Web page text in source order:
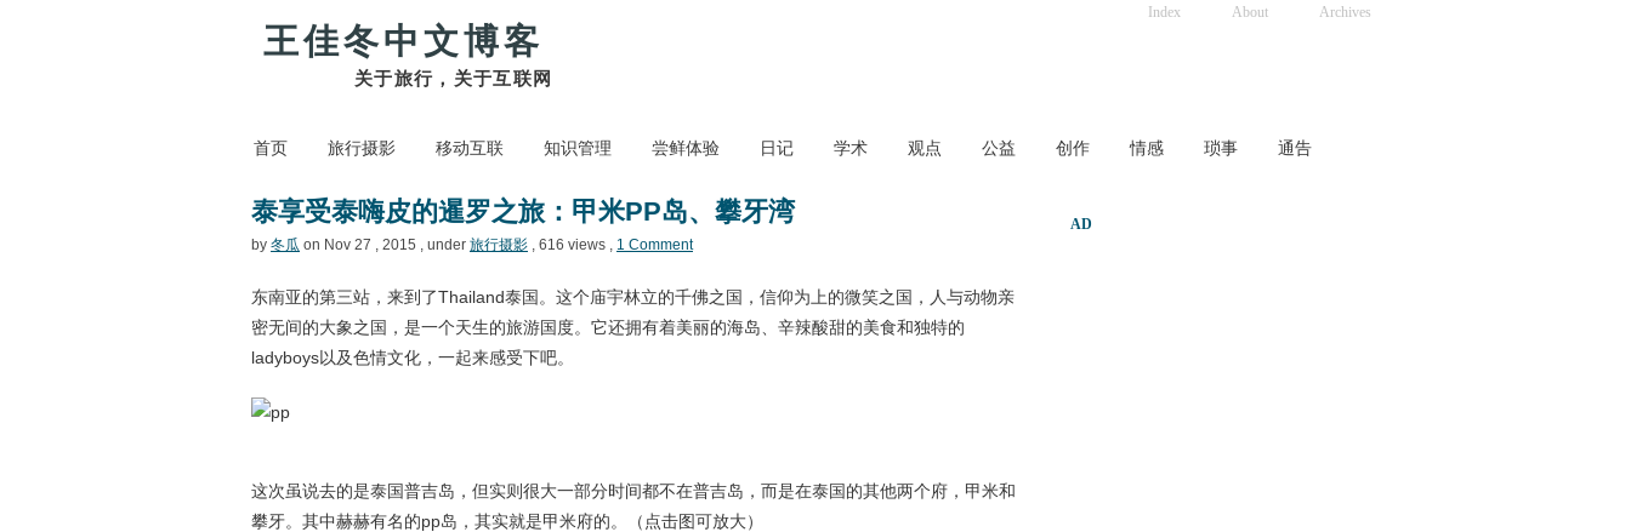
王佳冬中文博客
关于旅行，关于互联网
Index About Archives
首页 旅行摄影 移动互联 知识管理 尝鲜体验 日记 学术 观点 公益 创作 情感 琐事 通告
泰享受泰嗨皮的暹罗之旅：甲米PP岛、攀牙湾
by 冬瓜 on Nov 27 , 2015 , under 旅行摄影 , 616 views , 1 Comment
东南亚的第三站，来到了Thailand泰国。这个庙宇林立的千佛之国，信仰为上的微笑之国，人与动物亲
密无间的大象之国，是一个天生的旅游国度。它还拥有着美丽的海岛、辛辣酸甜的美食和独特的
ladyboys以及色情文化，一起来感受下吧。
这次虽说去的是泰国普吉岛，但实则很大一部分时间都不在普吉岛，而是在泰国的其他两个府，甲米和
攀牙。其中赫赫有名的pp岛，其实就是甲米府的。（点击图可放大）
AD